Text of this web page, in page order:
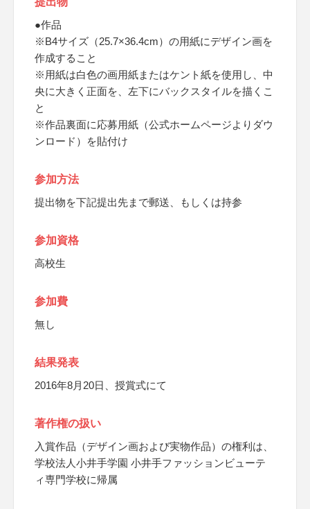
●作品
※B4サイズ（25.7×36.4cm）の用紙にデザイン画を
作成すること
※用紙は白色の画用紙またはケント紙を使用し、中
央に大きく正面を、左下にバックスタイルを描くこ
と
※作品裏面に応募用紙（公式ホームページよりダウ
ンロード）を貼付け
参加方法
提出物を下記提出先まで郵送、もしくは持参
参加資格
高校生
参加費
無し
結果発表
2016年8月20日、授賞式にて
著作権の扱い
入賞作品（デザイン画および実物作品）の権利は、
学校法人小井手学園 小井手ファッションビューテ
ィ専門学校に帰属